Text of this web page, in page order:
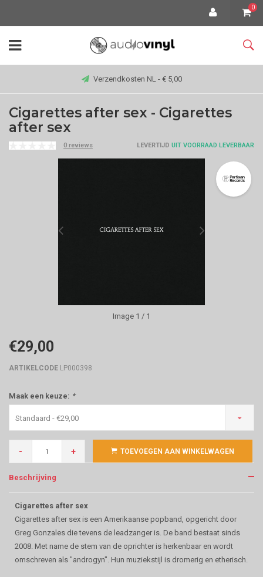
0
Verzendkosten NL - € 5,00
Cigarettes after sex - Cigarettes
after sex
0 reviews LEVERTIJD UIT VOORRAAD LEVERBAAR
Image 1 / 1
€29,00
ARTIKELCODE LP000398
Maak een keuze: *
Standaard - €29,00
- + TOEVOEGEN AAN WINKELWAGEN
Beschrijving
Cigarettes after sex
Cigarettes after sex is een Amerikaanse popband, opgericht door
Greg Gonzales die tevens de leadzanger is. De band bestaat sinds
2008. Met name de stem van de oprichter is herkenbaar en wordt
omschreven als "androgyn". Hun muziekstijl is dromerig en etherisch.